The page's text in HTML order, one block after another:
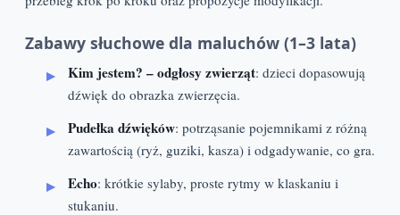
Zabawy słuchowe dla maluchów (1–3 lata)
Kim jestem? – odgłosy zwierząt: dzieci dopasowują
dźwięk do obrazka zwierzęcia.
Pudełka dźwięków: potrząsanie pojemnikami z różną
zawartością (ryż, guziki, kasza) i odgadywanie, co gra.
Echo: krótkie sylaby, proste rytmy w klaskaniu i
stukaniu.